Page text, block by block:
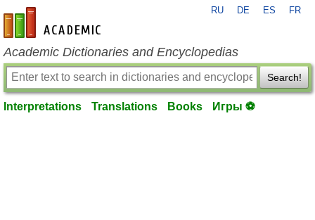
en-academic.com
RU DE ES FR
Academic Dictionaries and Encyclopedias
Search!
Interpretations Translations Books Игры ⚽